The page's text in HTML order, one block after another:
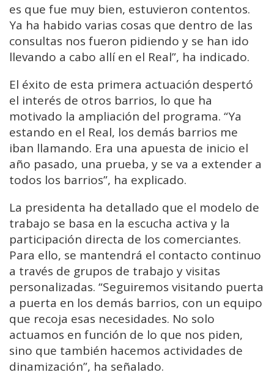
es que fue muy bien, estuvieron contentos.
Ya ha habido varias cosas que dentro de las
consultas nos fueron pidiendo y se han ido
llevando a cabo allí en el Real”, ha indicado.
El éxito de esta primera actuación despertó
el interés de otros barrios, lo que ha
motivado la ampliación del programa. “Ya
estando en el Real, los demás barrios me
iban llamando. Era una apuesta de inicio el
año pasado, una prueba, y se va a extender a
todos los barrios”, ha explicado.
La presidenta ha detallado que el modelo de
trabajo se basa en la escucha activa y la
participación directa de los comerciantes.
Para ello, se mantendrá el contacto continuo
a través de grupos de trabajo y visitas
personalizadas. “Seguiremos visitando puerta
a puerta en los demás barrios, con un equipo
que recoja esas necesidades. No solo
actuamos en función de lo que nos piden,
sino que también hacemos actividades de
dinamización”, ha señalado.